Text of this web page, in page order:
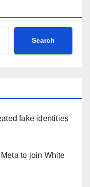
Search
fake identities
to join White